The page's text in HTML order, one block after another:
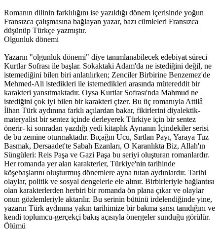
Romanın dilinin farklılığını ise yazıldığı dönem içerisinde yoğun
Fransızca çalışmasına bağlayan yazar, bazı cümleleri Fransızca
düşünüp Türkçe yazmıştır.
Olgunluk dönemi
Yazarın "olgunluk dönemi" diye tanımlanabilecek edebiyat süreci
Kurtlar Sofrası ile başlar. Sokaktaki Adam'da ne istediğini değil, ne
istemediğini bilen biri anlatılırken; Zenciler Birbirine Benzemez'de
Mehmed-Ali istedikleri ile istemedikleri arasında mütereddit bir
karakteri yansıtmaktadır. Oysa Kurtlar Sofrası'nda Mahmud ne
istediğini çok iyi bilen bir karakteri çizer. Bu üç romanıyla Attilâ
İlhan Türk aydınına farklı açılardan bakar, fikirlerini diyalektik-
materyalist bir sentez içinde derleyerek Türkiye için bir sentez
önerir- ki sonradan yazdığı yedi kitaplık Aynanın İçindekiler serisi
de bu zemine oturmaktadır. Bıçağın Ucu, Sırtlan Payı, Yaraya Tuz
Basmak, Dersaadet'te Sabah Ezanları, O Karanlıkta Biz, Allah'ın
Süngüleri: Reis Paşa ve Gazi Paşa bu seriyi oluşturan romanlardır.
Her romanda yer alan karakterler, Türkiye'nin tarihinde
köşebaşlarını oluşturmuş dönemlere ayna tutan aydınlardır. Tarihi
olaylar, politik ve sosyal dengelerle ele alınır. Birbirleriyle bağlantısı
olan karakterlerden herbiri bir romanda ön plana çıkar ve olaylar
onun gözlemleriyle aktarılır. Bu serinin bütünü irdelendiğinde yine,
yazarın Türk aydınına yakın tarihimize bir bakma şansı tanıdığını ve
kendi toplumcu-gerçekçi bakış açısıyla önergeler sunduğu görülür.
Ölümü